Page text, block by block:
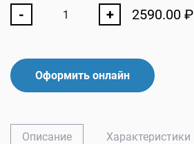
- + 2590.00 ₽
Оформить онлайн
Описание Характеристики